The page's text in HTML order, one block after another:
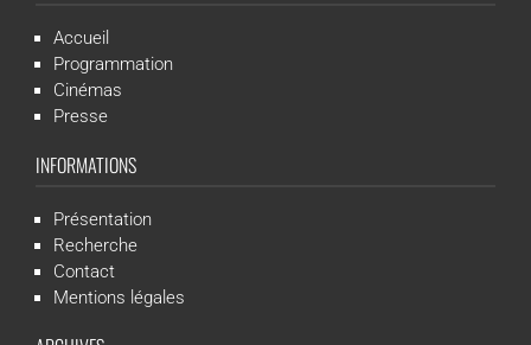
Accueil
Programmation
Cinémas
Presse
INFORMATIONS
Présentation
Recherche
Contact
Mentions légales